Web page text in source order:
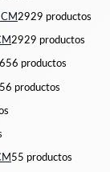
2929 productos
2929 productos
56 productos
56 productos
55 productos